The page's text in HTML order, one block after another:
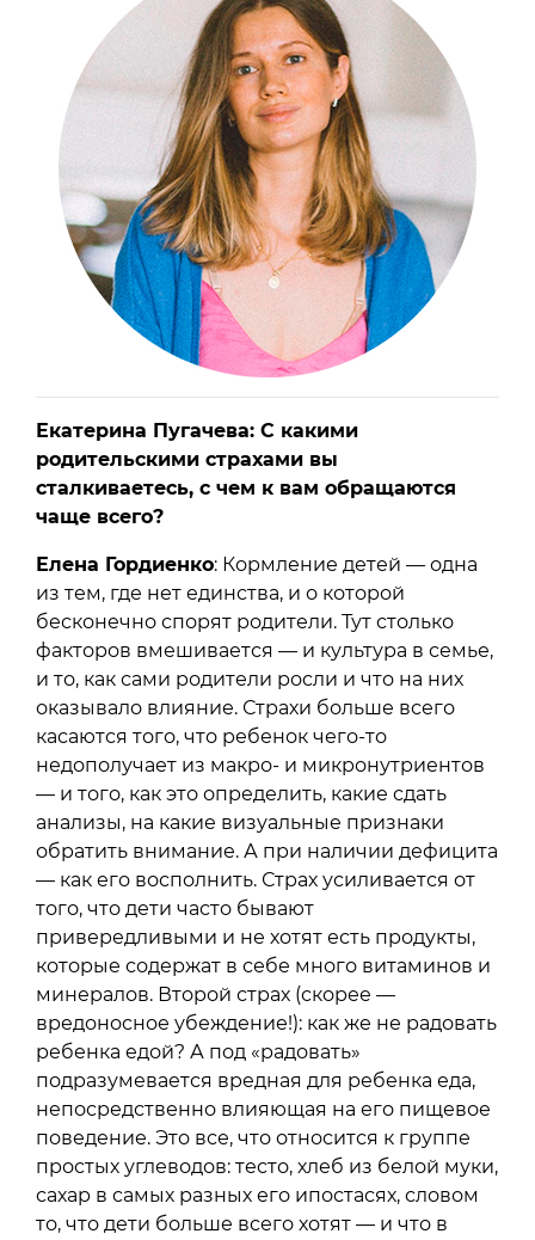
Екатерина Пугачева: С какими
родительскими страхами вы
сталкиваетесь, с чем к вам обращаются
чаще всего?
Елена Гордиенко: Кормление детей — одна
из тем, где нет единства, и о которой
бесконечно спорят родители. Тут столько
факторов вмешивается — и культура в семье,
и то, как сами родители росли и что на них
оказывало влияние. Страхи больше всего
касаются того, что ребенок чего-то
недополучает из макро- и микронутриентов
— и того, как это определить, какие сдать
анализы, на какие визуальные признаки
обратить внимание. А при наличии дефицита
— как его восполнить. Страх усиливается от
того, что дети часто бывают
привередливыми и не хотят есть продукты,
которые содержат в себе много витаминов и
минералов. Второй страх (скорее —
вредоносное убеждение!): как же не радовать
ребенка едой? А под «радовать»
подразумевается вредная для ребенка еда,
непосредственно влияющая на его пищевое
поведение. Это все, что относится к группе
простых углеводов: тесто, хлеб из белой муки,
сахар в самых разных его ипостасях, словом
то, что дети больше всего хотят — и что в